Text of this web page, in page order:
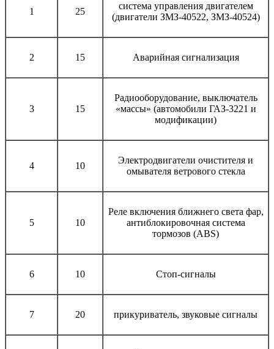
1 25
система управления двигателем
(двигатели ЗМЗ-40522, ЗМЗ-40524)
2 15 Аварийная сигнализация
3 15
Радиооборудование, выключатель
«массы» (автомобили ГАЗ-3221 и
модификации)
4 10
Электродвигатели очистителя и
омывателя ветрового стекла
5 10
Реле включения ближнего света фар,
антиблокировочная система
тормозов (ABS)
6 10 Стоп-сигналы
7 20 прикуриватель, звуковые сигналы